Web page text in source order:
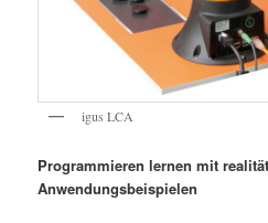
igus LCA
Programmieren lernen mit
Anwendungsbeispielen